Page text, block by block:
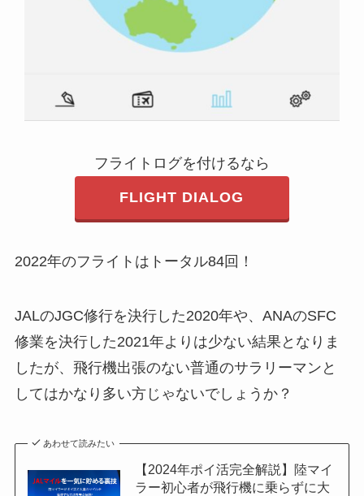
フライトログを付けるなら
FLIGHT DIALOG
2022年のフライトはトータル84回！
JALのJGC修行を決行した2020年や、ANAのSFC
修業を決行した2021年よりは少ない結果となりま
したが、飛行機出張のない普通のサラリーマンと
してはかなり多い方じゃないでしょうか？
あわせて読みたい
【2024年ポイ活完全解説】陸マイ
ラー初心者が飛行機に乗らずに大